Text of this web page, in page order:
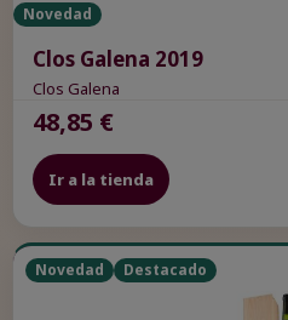
Novedad
Clos Galena 2019
Clos Galena
48,85 €
Ir a la tienda
Novedad Destacado